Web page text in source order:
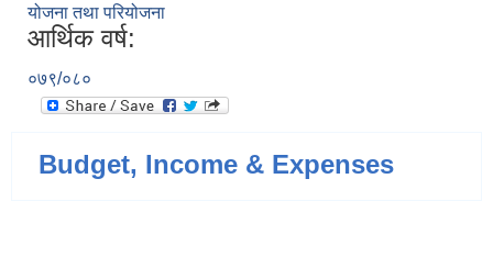
योजना तथा परियोजना
आर्थिक वर्ष:
०७९/०८०
Budget, Income & Expenses